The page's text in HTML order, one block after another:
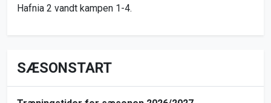
Hafnia 2 vandt kampen 1-4.
SÆSONSTART